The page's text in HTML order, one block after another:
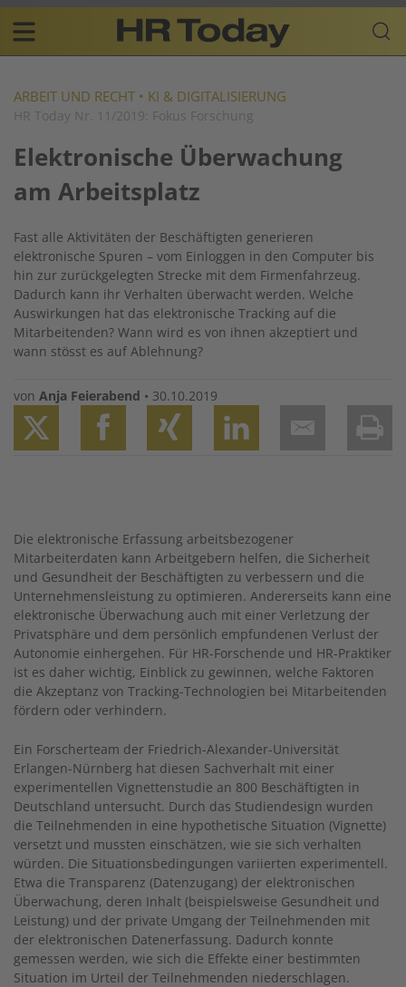
Skip
content
Plattform
für
Resources
navigation
DE
ARBEIT UND RECHT • KI & DIGITALISIERUNG
HR Today Nr. 11/2019: Fokus Forschung
Elektronische Überwachung
am Arbeitsplatz
Fast alle Aktivitäten der Beschäftigten generieren
elektronische Spuren – vom Einloggen in den Computer bis
hin zur zurück­gelegten Strecke mit dem Firmenfahrzeug.
Dadurch kann ihr Verhalten überwacht werden. Welche
Auswirkungen hat das elektronische Tracking auf die
Mitarbeitenden? Wann wird es von ihnen akzeptiert und
wann stösst es auf Ablehnung?
von Anja Feierabend • 30.10.2019
Die elektronische Erfassung arbeitsbezogener
Mitarbeiterdaten kann Arbeitgebern helfen, die Sicherheit
und Gesundheit der Beschäftigten zu verbessern und die
Unternehmensleistung zu optimieren. Andererseits kann eine
elektronische Überwachung auch mit einer Verletzung der
Privatsphäre und dem persönlich empfundenen Verlust der
Autonomie einhergehen. Für HR-Forschende und HR-Praktiker
ist es daher wichtig, Einblick zu gewinnen, welche ­Faktoren
die Akzeptanz von Tracking-Technologien bei Mitarbeitenden
fördern oder verhindern.
Ein Forscherteam der Friedrich-Alexander-Universität
Erlangen-Nürnberg hat diesen Sachverhalt mit einer
experimentellen ­Vignettenstudie an 800 Beschäftigten in
Deutschland untersucht. Durch das Stu­diendesign wurden
die Teilnehmenden in eine hypothetische Situation (Vignette)
versetzt und mussten einschätzen, wie sie sich verhalten
würden. Die Situationsbedingungen variierten experimentell.
Etwa die Transparenz (Datenzugang) der elektronischen
Überwachung, deren Inhalt (beispielsweise Gesundheit und
Leistung) und der private Umgang der Teilnehmenden mit
der elektronischen Datenerfassung. Dadurch konnte
gemessen werden, wie sich die Effekte einer bestimmten
Situation im Urteil der Teilnehmenden niederschlagen.